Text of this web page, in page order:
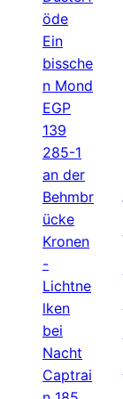
öde
Ein
bissche
n Mond
EGP
139
285-1
an der
Behmbr
ücke
Kronen
-
Lichtne
lken
bei
Nacht
Captrai